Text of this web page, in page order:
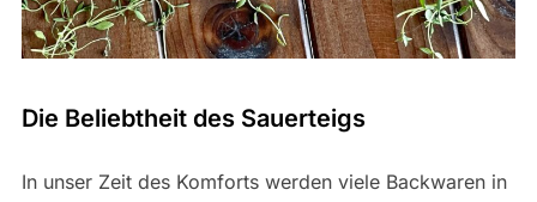
Die Beliebtheit des Sauerteigs
In unser Zeit des Komforts werden viele Backwaren in